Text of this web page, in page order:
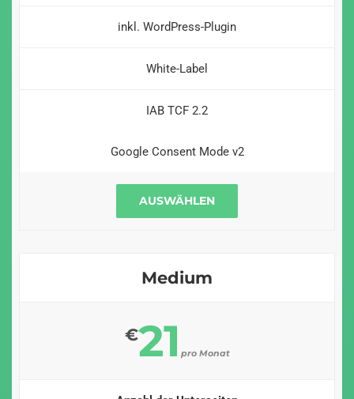
inkl. WordPress-Plugin
White-Label
IAB TCF 2.2
Google Consent Mode v2
AUSWÄHLEN
Medium
€21 pro Monat